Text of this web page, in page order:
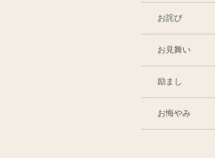
お詫び
お見舞い
励まし
お悔やみ